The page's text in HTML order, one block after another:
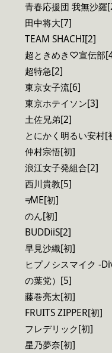
青春応援団 我無沙羅
田中将大[7]
TEAM SHACHI[2]
超ときめき♡宣伝部
超特急[2]
東京女子流[6]
東京ホテイソン[3]
土佐兄弟[2]
とにかく明るい安村[
仲村宗悟[初]
浪江女子発組合[2]
西川貴教[5]
≠ME[初]
のん[初]
BUDDiiS[2]
早見沙織[初]
ヒプノシスマイク -
の葉党）[5]
藤巻亮太[初]
FRUITS ZIPPER[初]
フレデリック[初]
星乃夢奈[初]